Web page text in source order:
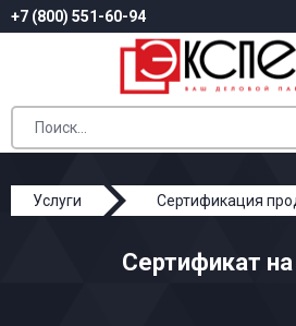
+7 (800) 551-60-94
Услуги
Сертификация
Сертификат